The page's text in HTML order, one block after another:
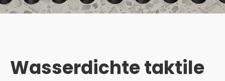
Wasserdichte taktile